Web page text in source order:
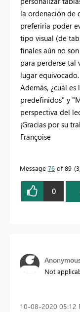
la ordenación de
preferiría poder
tipo visual (de
finales aún no
para perderse tal
lugar equivocado.
Además, ¿cuál
predefinidos" y
perspectiva del
¡Gracias por su
Françoise
Message 76 of 89
0
Not
‎10-08-2020 05:12